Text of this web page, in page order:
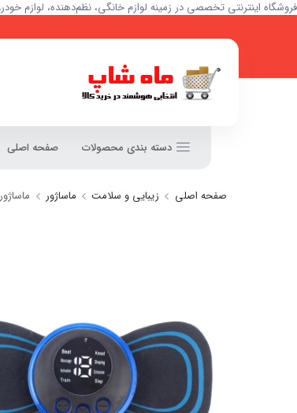
فروشگاه اینترنتی تخصصی در زمینه لوازم خانگی، نظم‌دهنده، لوازم
دسته بندی محصولات صفحه اصلی
صفحه اصلی زیبایی و سلامت ماساژور